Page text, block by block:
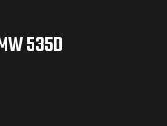
535D